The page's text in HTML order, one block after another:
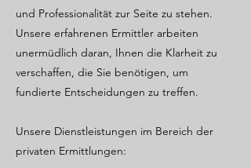
und Professionalität zur Seite zu stehen.
Unsere erfahrenen Ermittler arbeiten
unermüdlich daran, Ihnen die Klarheit zu
verschaffen, die Sie benötigen, um
fundierte Entscheidungen zu treffen.
Unsere Dienstleistungen im Bereich der
privaten Ermittlungen: